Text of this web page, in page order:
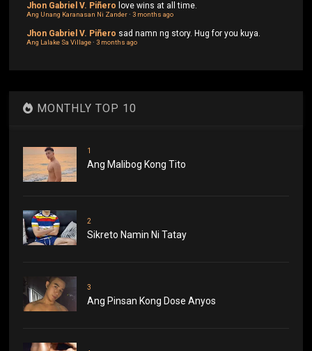
Jhon Gabriel V. Piñero love wins at all time.
Ang Unang Karanasan Ni Zander·3 months ago
Jhon Gabriel V. Piñero sad namn ng story. Hug for you kuya.
Ang Lalake Sa Village·3 months ago
MONTHLY TOP 10
1
Ang Malibog Kong Tito
2
Sikreto Namin Ni Tatay
3
Ang Pinsan Kong Dose Anyos